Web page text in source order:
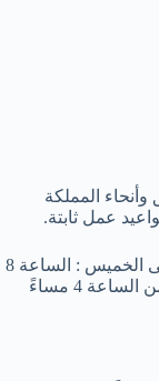
المملكة
عمل ثابتة.
يبدأ العمل داخل مختبرات الفارابي من السبت إلى الخميس : الساعة 8
صباحاً حتي الساعة 9 مساءً، ماعدا يوم الجمعة من الساعة 4 مساءً